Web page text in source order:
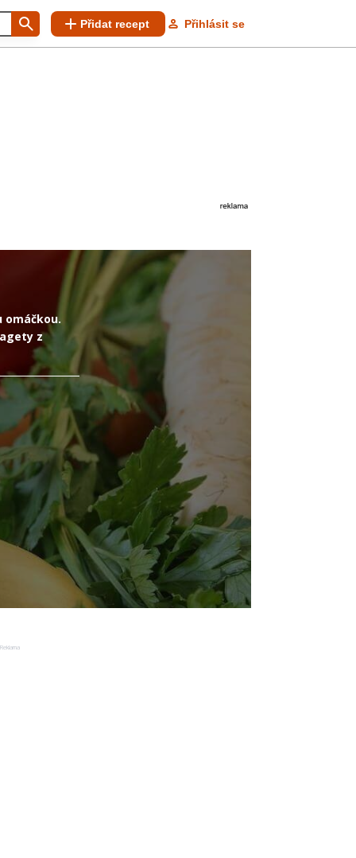
Přidat recept Přihlásit se
omáčkou.
z
Reklama